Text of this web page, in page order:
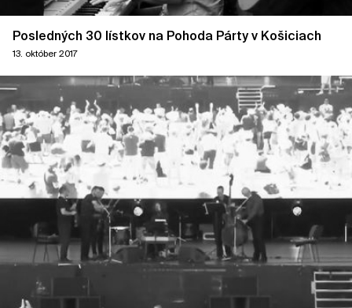
Posledných 30 lístkov na Pohoda Párty v Košiciach
13. október 2017